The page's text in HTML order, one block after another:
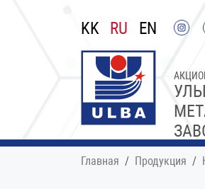
KK RU EN
Главная Продукция